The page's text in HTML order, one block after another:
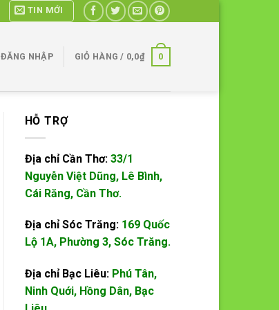
TIN MỚI
ĐĂNG NHẬP GIỎ HÀNG / 0,0₫ 0
HỖ TRỢ
Địa chỉ Cần Thơ: 33/1
Nguyễn Việt Dũng, Lê Bình,
Cái Răng, Cần Thơ.
Địa chỉ Sóc Trăng: 169 Quốc
Lộ 1A, Phường 3, Sóc Trăng.
Địa chỉ Bạc Liêu: Phú Tân,
Ninh Quới, Hồng Dân, Bạc